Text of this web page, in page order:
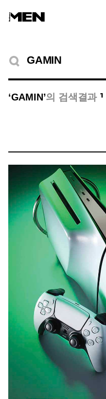
검색결과
‘GAMIN’의 검색결과 1